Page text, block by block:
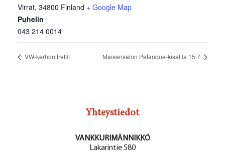
Virrat, 34800 Finland + Google Map
Puhelin
043 214 0014
VW-kerhon treffit Maisansalon Petanque-kisat la 15.7
Yhteystiedot
VANKKURIMÄNNIKKÖ
Lakarintie 580